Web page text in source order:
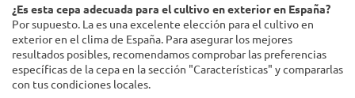
¿Es esta cepa adecuada para el cultivo en exterior en España?
Por supuesto. La es una excelente elección para el cultivo en
exterior en el clima de España. Para asegurar los mejores
resultados posibles, recomendamos comprobar las preferencias
específicas de la cepa en la sección "Características" y compararlas
con tus condiciones locales.